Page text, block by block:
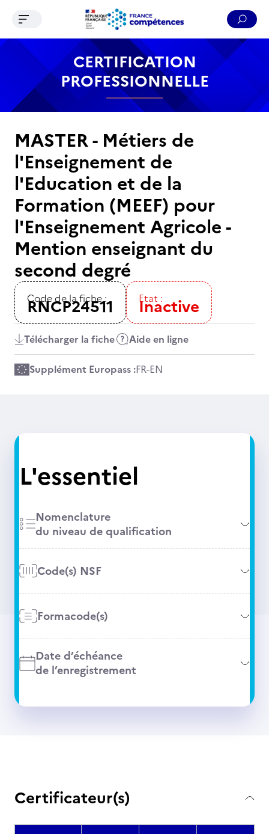
Contenu Recherche Menu Pied de page
Ouvrir le menu de navigation
CERTIFICATION
PROFESSIONNELLE
MASTER - Métiers de
l'Enseignement de
l'Education et de la
Formation (MEEF) pour
l'Enseignement Agricole -
Mention enseignant du
second degré
Code de la fiche :
RNCP24511 Etat :
Inactive
Télécharger la fiche Aide en ligne
Supplément Europass :FR-EN
L'essentiel
Nomenclature
du niveau de qualification
Code(s) NSF
Formacode(s)
Date d’échéance
de l’enregistrement
Certificateur(s)